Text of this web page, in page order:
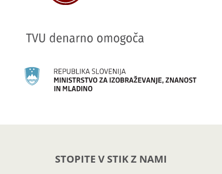
STOPITE V STIK Z NAMI